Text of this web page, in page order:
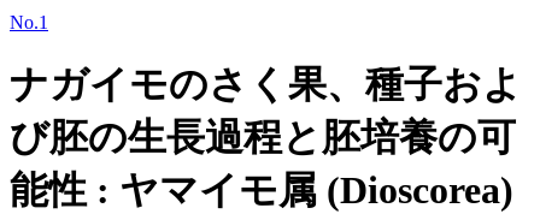
No.1
ナガイモのさく果、種子およ
び胚の生長過程と胚培養の可
能性 : ヤマイモ属 (Dioscorea)